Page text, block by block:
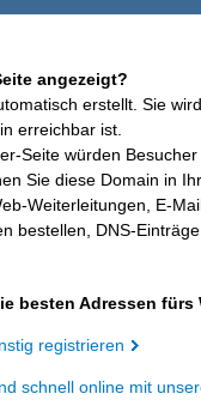
angezeigt?
erstellt. Sie
erreichbar ist.
Seite würden
Sie diese Domain in
Weiterleitungen, E-
bestellen, DNS-Einträge
besten Adressen fürs
registrieren
schnell online mit